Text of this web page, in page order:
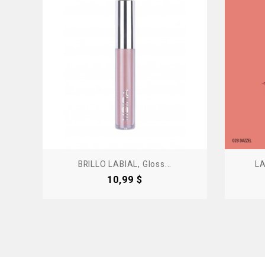
BRILLO LABIAL, Gloss...
Precio
10,99 $